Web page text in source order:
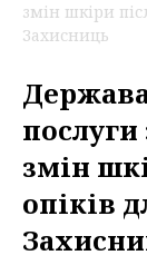
змін шкіри
Захисниць
послуги
змін
опіків